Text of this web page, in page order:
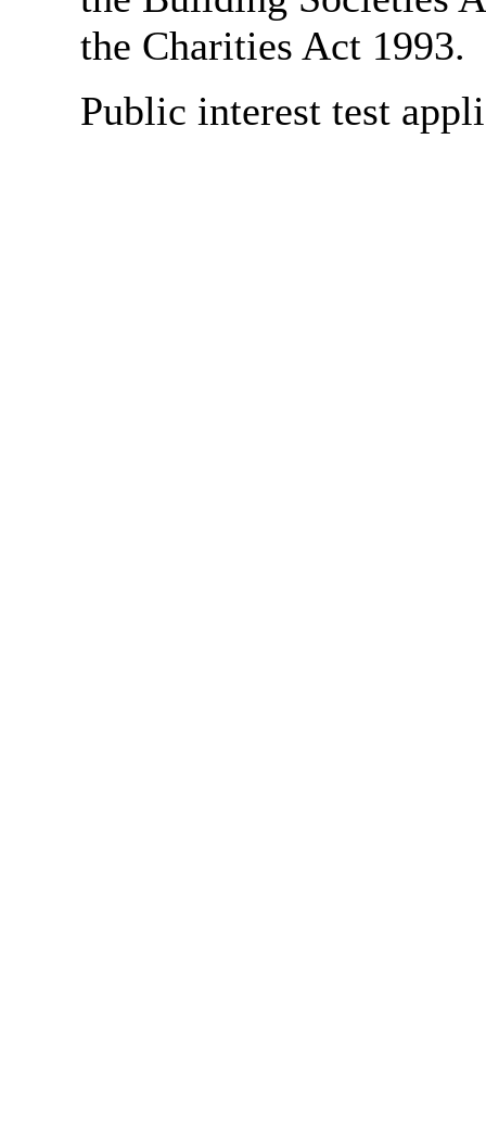
the Charities Act 1993.
Public interest test